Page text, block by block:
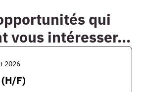
qui
vous intéresser...
2026
F)